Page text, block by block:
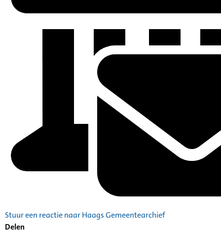
Stuur een reactie naar Haags Gemeentearchief
Delen